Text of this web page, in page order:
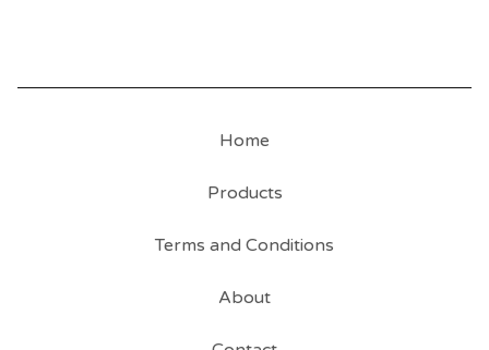
Home
Products
Terms and Conditions
About